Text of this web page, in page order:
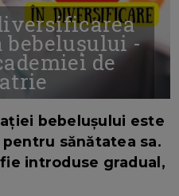
-
de
bebelușului este
sănătatea sa.
introduse gradual,